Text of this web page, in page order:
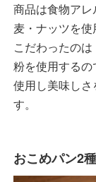
商品は食物ア
麦・ナッツを
こだわったの
粉を使用する
使用し美味し
す。
おこめパン2種